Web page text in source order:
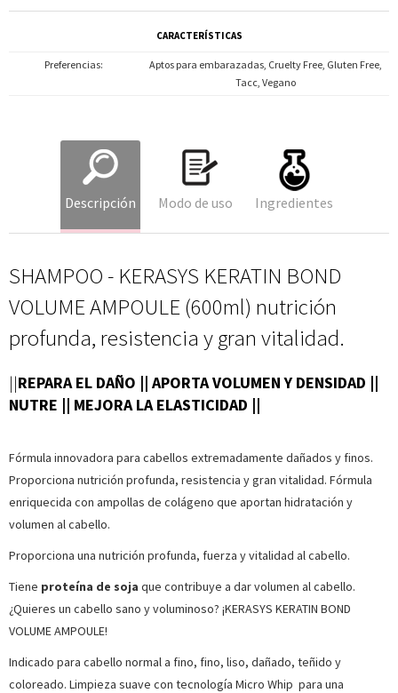
CARACTERÍSTICAS
Preferencias
Aptos para embarazadas, Cruelty Free, Gluten Free,
Tacc, Vegano
Descripción Modo de uso Ingredientes
SHAMPOO - KERASYS KERATIN BOND
VOLUME AMPOULE (600ml) nutrición
profunda, resistencia y gran vitalidad.
||REPARA EL DAÑO || APORTA VOLUMEN Y DENSIDAD ||
NUTRE || MEJORA LA ELASTICIDAD ||
Fórmula innovadora para cabellos extremadamente dañados y finos.
Proporciona nutrición profunda, resistencia y gran vitalidad. Fórmula
enriquecida con ampollas de colágeno que aportan hidratación y
volumen al cabello.
Proporciona una nutrición profunda, fuerza y vitalidad al cabello.
Tiene proteína de soja que contribuye a dar volumen al cabello.
¿Quieres un cabello sano y voluminoso? ¡KERASYS KERATIN BOND
VOLUME AMPOULE!
Indicado para cabello normal a fino, fino, liso, dañado, teñido y
coloreado. Limpieza suave con tecnología Micro Whip para una